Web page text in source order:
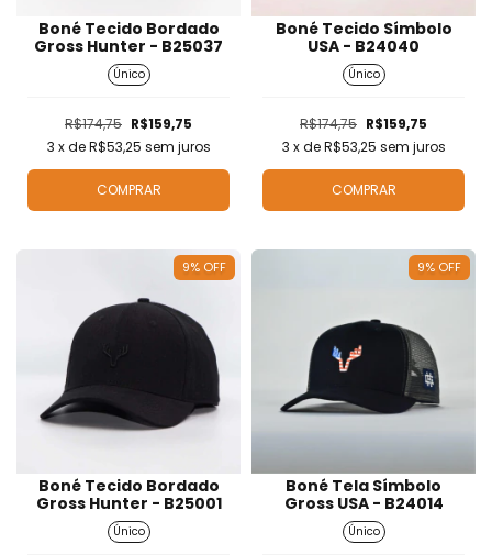
Boné Tecido Bordado
Gross Hunter - B25037
Único
R$174,75 R$159,75
3 x deR$53,25 sem juros
COMPRAR
Boné Tecido Símbolo
USA - B24040
Único
R$174,75 R$159,75
3 x deR$53,25 sem juros
COMPRAR
9% OFF
Boné Tecido Bordado
Gross Hunter - B25001
Único
9% OFF
Boné Tela Símbolo
Gross USA - B24014
Único